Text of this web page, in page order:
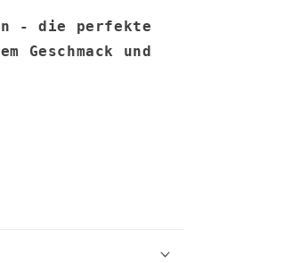
- die perfekte
Geschmack und